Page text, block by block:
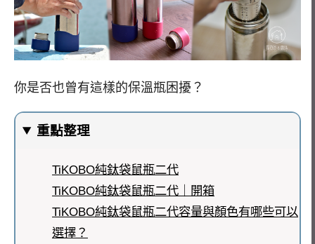
你是否也曾有這樣的保溫瓶困擾？
重點整理
TiKOBO純鈦袋鼠瓶二代
TiKOBO純鈦袋鼠瓶二代｜開箱
TiKOBO純鈦袋鼠瓶二代容量與顏色有哪些可以
選擇？